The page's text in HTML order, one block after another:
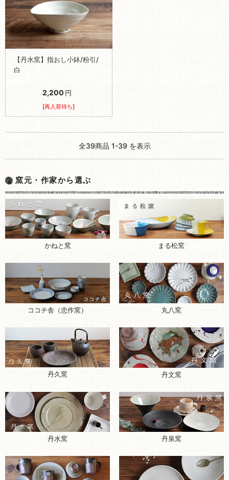
【丹水窯】指おし小鉢/粉引/
白
2,200 円
[再入荷待ち]
全39商品 1-39 を表示
窯元・作家から選ぶ
かねと窯 まる松窯
ココチ舎（忠作窯） 丸八窯
丹久窯 丹文窯
丹水窯 丹泉窯